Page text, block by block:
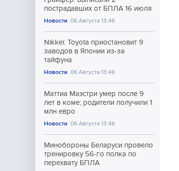
пострадавших от БПЛА 16 июля
Новости 06 Августа 13:46
Nikkei: Toyota приостановит 9
заводов в Японии из-за
тайфуна
Новости 06 Августа 13:46
Маттиа Маэстри умер после 9
лет в коме; родители получили 1
млн евро
Новости 06 Августа 13:46
Минобороны Беларуси провело
тренировку 56-го полка по
перехвату БПЛА